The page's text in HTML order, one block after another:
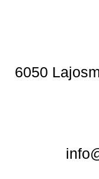
6050